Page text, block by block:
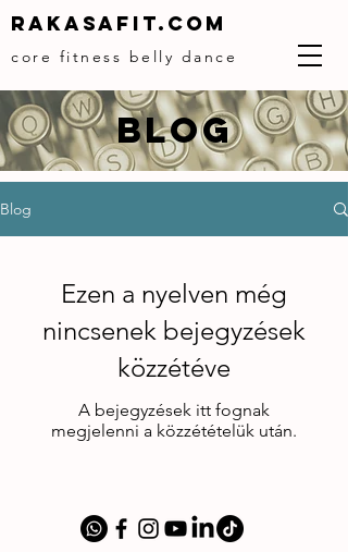
Rakasafit.com
core fitness belly dance
BLOG
Blog
Ezen a nyelven még
nincsenek bejegyzések
közzétéve
A bejegyzések itt fognak
megjelenni a közzétételük után.